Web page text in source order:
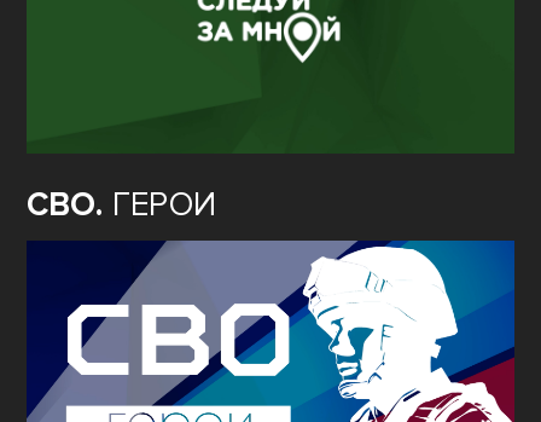
СВО. ГЕРОИ